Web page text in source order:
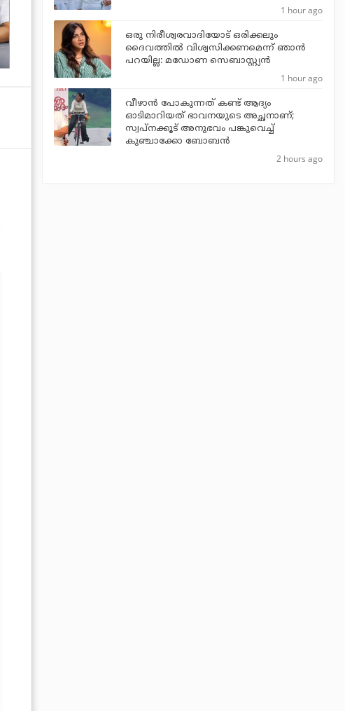
1 hour ago
ഒരു നിരീശ്വരവാദിയോട് ഒരിക്കലും
ദൈവത്തിൽ വിശ്വസിക്കണമെന്ന് ഞാൻ
പറയില്ല: മഡോണ സെബാസ്റ്റ്യൻ
1 hour ago
വീഴാന്‍ പോകുന്നത് കണ്ട് ആദ്യം
ഓടിമാറിയത് ഭാവനയുടെ അച്ഛനാണ്;
സ്വപ്‌നക്കൂട് അനുഭവം പങ്കുവെച്ച്
കുഞ്ചാക്കോ ബോബന്‍
2 hours ago